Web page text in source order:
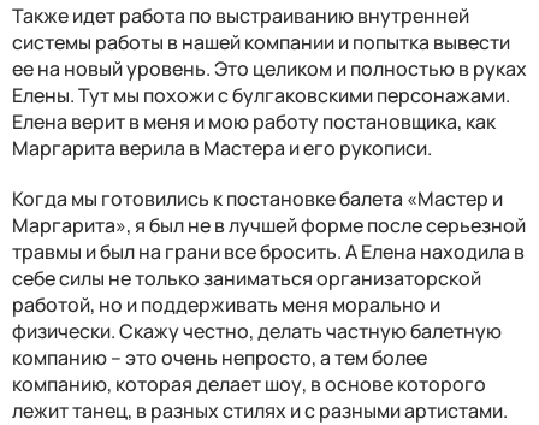
Также идет работа по выстраиванию внутренней
системы работы в нашей компании и попытка вывести
ее на новый уровень. Это целиком и полностью в руках
Елены. Тут мы похожи с булгаковскими персонажами.
Елена верит в меня и мою работу постановщика, как
Маргарита верила в Мастера и его рукописи.
Когда мы готовились к постановке балета «Мастер и
Маргарита», я был не в лучшей форме после серьезной
травмы и был на грани все бросить. А Елена находила в
себе силы не только заниматься организаторской
работой, но и поддерживать меня морально и
физически. Скажу честно, делать частную балетную
компанию – это очень непросто, а тем более
компанию, которая делает шоу, в основе которого
лежит танец, в разных стилях и с разными артистами.